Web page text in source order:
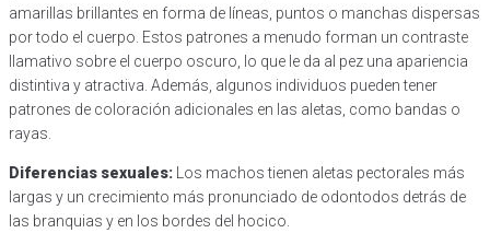
amarillas brillantes en forma de líneas, puntos o manchas dispersas
por todo el cuerpo. Estos patrones a menudo forman un contraste
llamativo sobre el cuerpo oscuro, lo que le da al pez una apariencia
distintiva y atractiva. Además, algunos individuos pueden tener
patrones de coloración adicionales en las aletas, como bandas o
rayas.
Diferencias sexuales: Los machos tienen aletas pectorales más
largas y un crecimiento más pronunciado de odontodos detrás de
las branquias y en los bordes del hocico.